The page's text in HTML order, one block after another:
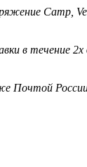
Camp,
в течение 2х
Почтой